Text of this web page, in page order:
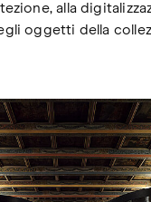
alla
oggetti della